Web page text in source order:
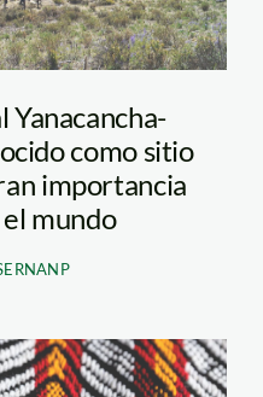
Yanacancha-
como sitio
importancia
mundo